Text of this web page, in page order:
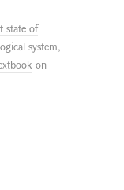
state of
system,
on